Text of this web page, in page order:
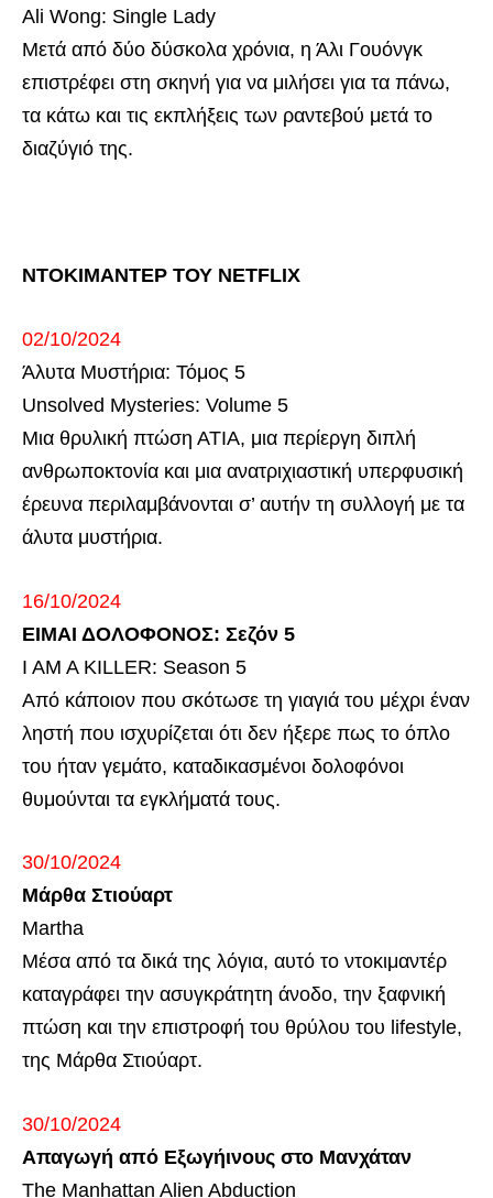
Ali Wong: Single Lady
Μετά από δύο δύσκολα χρόνια, η Άλι Γουόνγκ
επιστρέφει στη σκηνή για να μιλήσει για τα πάνω,
τα κάτω και τις εκπλήξεις των ραντεβού μετά το
διαζύγιό της.
ΝΤΟΚΙΜΑΝΤΕΡ ΤΟΥ NETFLIX
02/10/2024
Άλυτα Μυστήρια: Τόμος 5
Unsolved Mysteries: Volume 5
Μια θρυλική πτώση ΑΤΙΑ, μια περίεργη διπλή
ανθρωποκτονία και μια ανατριχιαστική υπερφυσική
έρευνα περιλαμβάνονται σ’ αυτήν τη συλλογή με τα
άλυτα μυστήρια.
16/10/2024
ΕΙΜΑΙ ΔΟΛΟΦΟΝΟΣ: Σεζόν 5
I AM A KILLER: Season 5
Από κάποιον που σκότωσε τη γιαγιά του μέχρι έναν
ληστή που ισχυρίζεται ότι δεν ήξερε πως το όπλο
του ήταν γεμάτο, καταδικασμένοι δολοφόνοι
θυμούνται τα εγκλήματά τους.
30/10/2024
Μάρθα Στιούαρτ
Martha
Μέσα από τα δικά της λόγια, αυτό το ντοκιμαντέρ
καταγράφει την ασυγκράτητη άνοδο, την ξαφνική
πτώση και την επιστροφή του θρύλου του lifestyle,
της Μάρθα Στιούαρτ.
30/10/2024
Απαγωγή από Εξωγήινους στο Μανχάταν
The Manhattan Alien Abduction